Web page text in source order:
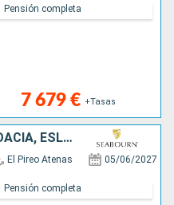
7 679 € +Tasas
Pensión completa
GRECIA, MONTENEGRO, CROACIA, ESLOVENIA, ITALIA
El Pireo Atenas 05/06/2027
Pensión completa